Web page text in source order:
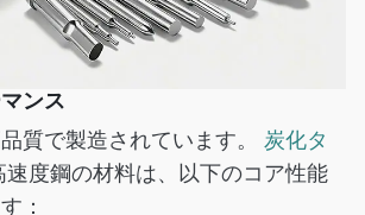
ンス
質で製造されています。 炭化タ
速度鋼の材料は、以下のコア性能
：